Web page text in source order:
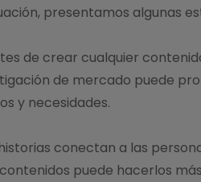
presentamos algunas
de crear cualquier
de mercado puede
y necesidades.
conectan a las
puede hacerlos